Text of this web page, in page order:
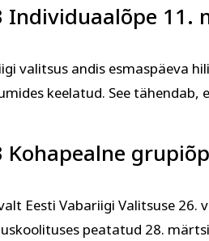
Individuaalõpe 11.
valitsus andis esmaspäeva
keelatud. See
Kohapealne
Eesti Vabariigi Valitsuse
peatatud 28.